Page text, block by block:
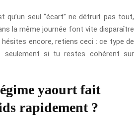
qu’un seul “écart” ne détruit pas tout,
la même journée font vite disparaître
hésites encore, retiens ceci : ce type de
seulement si tu restes cohérent sur
yaourt fait
rapidement ?